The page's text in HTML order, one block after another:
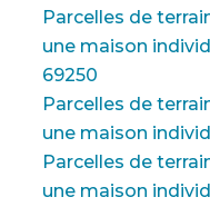
Parcelles de
une maison
69250
Parcelles de
une maison
Parcelles de
une maison